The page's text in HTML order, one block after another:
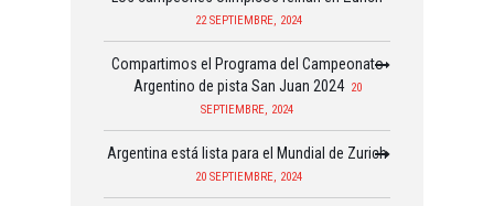
22 SEPTIEMBRE, 2024
Compartimos el Programa del Campeonato
Argentino de pista San Juan 2024 20
SEPTIEMBRE, 2024
Argentina está lista para el Mundial de Zurich
20 SEPTIEMBRE, 2024